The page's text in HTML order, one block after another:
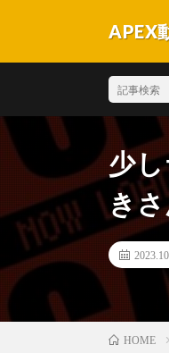
APEX
少
き
HOME